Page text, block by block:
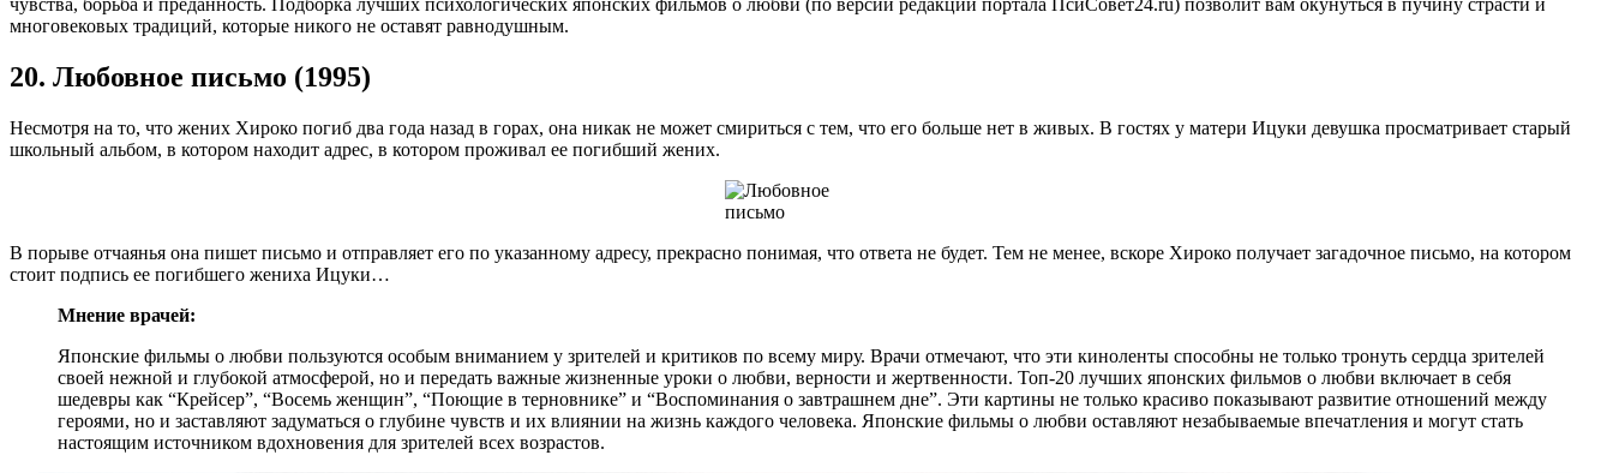
многовековых традиций, которые никого не оставят равнодушным.
20. Любовное письмо (1995)
Несмотря на то, что жених Хироко погиб два года назад в горах, она никак не может смириться с тем, что его больше нет в живых. В гостях у матери Ицуки девушка просматривает старый
школьный альбом, в котором находит адрес, в котором проживал ее погибший жених.
В порыве отчаянья она пишет письмо и отправляет его по указанному адресу, прекрасно понимая, что ответа не будет. Тем не менее, вскоре Хироко получает загадочное письмо, на котором
стоит подпись ее погибшего жениха Ицуки…
Мнение врачей:
Японские фильмы о любви пользуются особым вниманием у зрителей и критиков по всему миру. Врачи отмечают, что эти киноленты способны не только тронуть сердца зрителей
своей нежной и глубокой атмосферой, но и передать важные жизненные уроки о любви, верности и жертвенности. Топ-20 лучших японских фильмов о любви включает в себя
шедевры как “Крейсер”, “Восемь женщин”, “Поющие в терновнике” и “Воспоминания о завтрашнем дне”. Эти картины не только красиво показывают развитие отношений между
героями, но и заставляют задуматься о глубине чувств и их влиянии на жизнь каждого человека. Японские фильмы о любви оставляют незабываемые впечатления и могут стать
настоящим источником вдохновения для зрителей всех возрастов.